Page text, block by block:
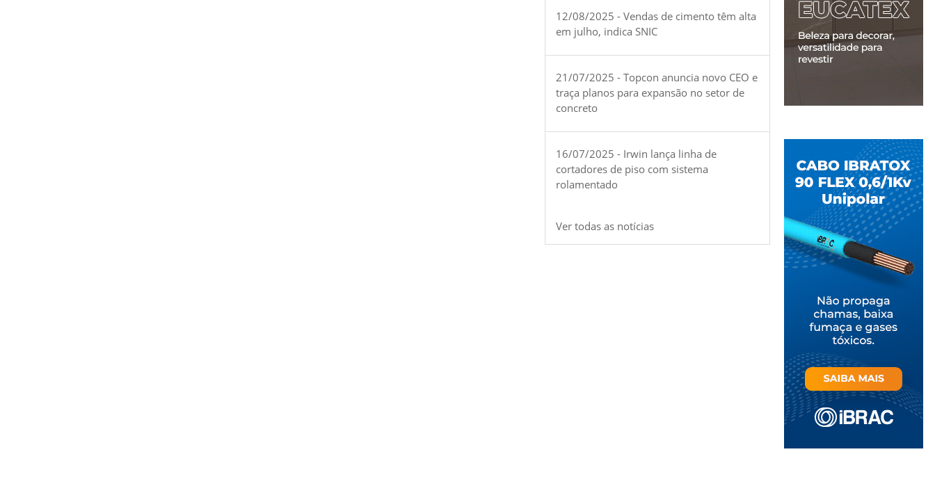
12/08/2025 - Vendas de cimento têm alta
em julho, indica SNIC
21/07/2025 - Topcon anuncia novo CEO e
traça planos para expansão no setor de
concreto
16/07/2025 - Irwin lança linha de
cortadores de piso com sistema
rolamentado
Ver todas as notícias